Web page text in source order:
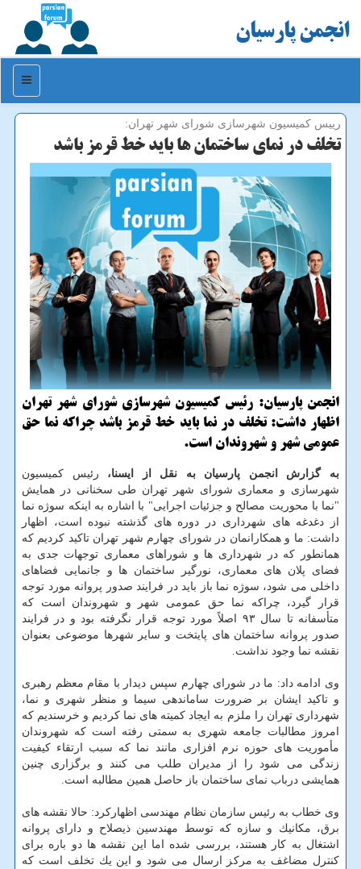
انجمن پارسیان
منو
رییس كمیسیون شهرسازی شورای شهر تهران:
تخلف در نمای ساختمان ها باید خط قرمز باشد
انجمن پارسیان: رئیس كمیسیون شهرسازی شورای شهر تهران
اظهار داشت: تخلف در نما باید خط قرمز باشد چراكه نما حق
عمومی شهر و شهروندان است.
به گزارش انجمن پارسیان به نقل از ایسنا، رئیس كمیسیون
شهرسازی و معماری شورای شهر تهران طی سخنانی در همایش
"نما با محوریت مصالح و جزئیات اجرایی" با اشاره به اینكه سوژه نما
از دغدغه های شهرداری در دوره های گذشته نبوده است، اظهار
داشت: ما و همكارانمان در شورای چهارم شهر تهران تاكید كردیم كه
همانطور كه در شهرداری ها و شوراهای معماری توجهات جدی به
فضای پلان های معماری، نورگیر ساختمان ها و جانمایی فضاهای
داخلی می شود، سوژه نما باز باید در فرایند صدور پروانه مورد توجه
قرار گیرد، چراكه نما حق عمومی شهر و شهروندان است كه
متأسفانه تا سال ۹۳ اصلاً مورد توجه قرار نگرفته بود و در فرایند
صدور پروانه ساختمان های پایتخت و سایر شهرها موضوعی بعنوان
نقشه نما وجود نداشت.
وی ادامه داد: ما در شورای چهارم سپس دیدار با مقام معظم رهبری
و تاكید ایشان بر ضرورت ساماندهی سیما و منظر شهری و نما،
شهرداری تهران را ملزم به ایجاد كمیته های نما كردیم و خرسندیم كه
امروز مطالبات جامعه شهری به سمتی رفته است كه شهروندان
مأموریت های حوزه نرم افزاری مانند نما كه سبب ارتقاء كیفیت
زندگی می شود را از مدیران طلب می كنند و برگزاری چنین
همایشی درباب نمای ساختمان باز حاصل همین مطالبه است.
وی خطاب به رئیس سازمان نظام مهندسی اظهاركرد: حالا نقشه های
برق، مكانیك و سازه كه توسط مهندسین ذیصلاح و دارای پروانه
اشتغال به كار هستند، بررسی شده اما این نقشه ها دو باره برای
كنترل مضاغف به مركز ارسال می شود و این یك تخلف است كه